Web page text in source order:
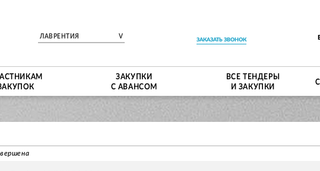
ЛАВРЕНТИЯ V ЗАКАЗАТЬ ЗВОНОК
ЗАКУПКИ
С АВАНСОМ
ВСЕ ТЕНДЕРЫ
И ЗАКУПКИ